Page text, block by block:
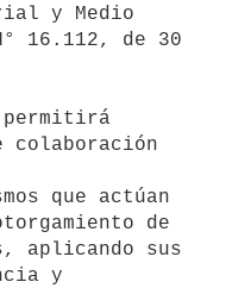
y Medio
16.112, de 30
que actúan
de
aplicando sus
y